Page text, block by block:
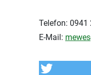
Telefon: 0941
E-Mail: